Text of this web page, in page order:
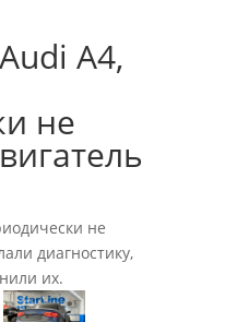
A4,
не
не
диагностику,
их.